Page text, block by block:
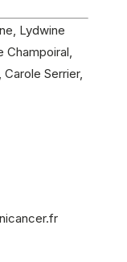
Lydwine
Serrier,